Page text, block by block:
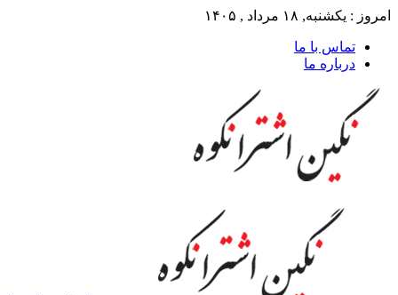
امروز : یکشنبه, ۱۸ مرداد , ۱۴۰۵
تماس با ما
درباره ما